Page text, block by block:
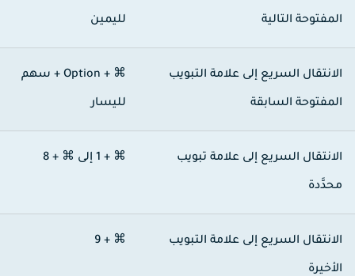
التالية لليمين
السريع إلى علامة التبويب
السابقة
⌘ + Option + سهم
لليسار
السريع إلى علامة تبويب ⌘ + 1 إلى⌘ + 8
السريع إلى علامة التبويب ⌘ + 9